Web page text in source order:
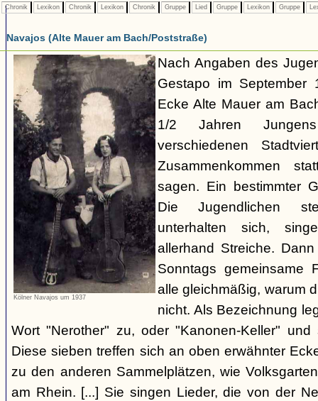
Chronik Lexikon Chronik Lexikon Chronik Gruppe Lied Gruppe Lexikon Gruppe
Navajos (Alte Mauer am Bach/Poststraße)
Kölner Navajos um 1937
Nach Angaben des
Gestapo im
Ecke Alte Mauer am
1/2 Jahren
verschiedenen
Zusammenkommen
sagen. Ein bestimmter
Die Jugendlichen
unterhalten sich,
allerhand Streiche.
Sonntags gemeinsame
alle gleichmäßig, warum
nicht. Als Bezeichnung
Wort "Nerother" zu, oder "Kanonen-Keller"
Diese sieben treffen sich an oben erwähnter
zu den anderen Sammelplätzen, wie
am Rhein. [...] Sie singen Lieder, die von der